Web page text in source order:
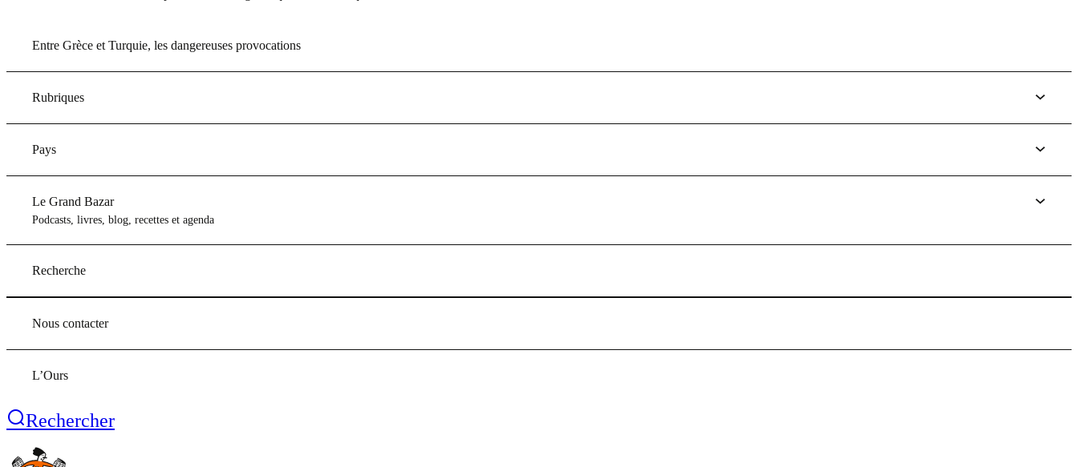
Entre Grèce et Turquie, les dangereuses provocations
Rubriques
Pays
Le Grand Bazar
Podcasts, livres, blog, recettes et agenda
Recherche
Nous contacter
L’Ours
Rechercher